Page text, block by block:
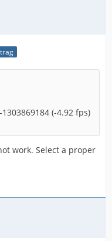
(-4.92 fps)
work. Select a proper